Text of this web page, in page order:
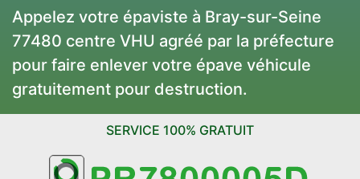
Appelez votre épaviste à Bray-sur-Seine
77480 centre VHU agréé par la préfecture
pour faire enlever votre épave véhicule
gratuitement pour destruction.
SERVICE 100% GRATUIT